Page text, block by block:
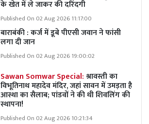
के खेत में ले जाकर की दरिंदगी
Published On 02 Aug 2026 11:17:00
बाराबंकी : कर्ज में डूबे पीएसी जवान ने फांसी
लगा दी जान
Published On 02 Aug 2026 19:00:02
Sawan Somwar Special:श्रावस्ती का
विभूतिनाथ महादेव मंदिर, जहां सावन में उमड़ता है
आस्था का सैलाब; पांडवों ने की थी शिवलिंग की
स्थापना!
Published On 02 Aug 2026 10:21:34